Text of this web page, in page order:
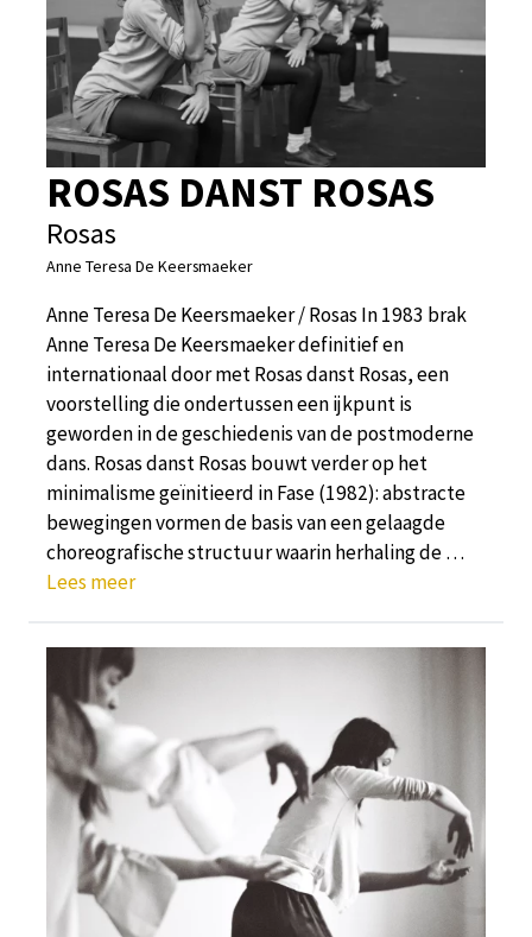
ROSAS DANST ROSAS
Rosas
Anne Teresa De Keersmaeker
Anne Teresa De Keersmaeker / Rosas In 1983 brak
Anne Teresa De Keersmaeker definitief en
internationaal door met Rosas danst Rosas, een
voorstelling die ondertussen een ijkpunt is
geworden in de geschiedenis van de postmoderne
dans. Rosas danst Rosas bouwt verder op het
minimalisme geïnitieerd in Fase (1982): abstracte
bewegingen vormen de basis van een gelaagde
choreografische structuur waarin herhaling de …
Lees meer